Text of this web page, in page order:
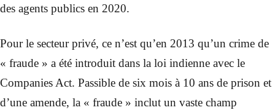
des agents publics en 2020.
Pour le secteur privé, ce n’est qu’en 2013 qu’un crime de
« fraude » a été introduit dans la loi indienne avec le
Companies Act. Passible de six mois à 10 ans de prison et
d’une amende, la « fraude » inclut un vaste champ